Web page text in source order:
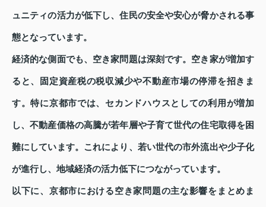
ュニティの活力が低下し、住民の安全や安心が脅かされる事
態となっています。
経済的な側面でも、空き家問題は深刻です。空き家が増加す
ると、固定資産税の税収減少や不動産市場の停滞を招きま
す。特に京都市では、セカンドハウスとしての利用が増加
し、不動産価格の高騰が若年層や子育て世代の住宅取得を困
難にしています。これにより、若い世代の市外流出や少子化
が進行し、地域経済の活力低下につながっています。
以下に、京都市における空き家問題の主な影響をまとめま